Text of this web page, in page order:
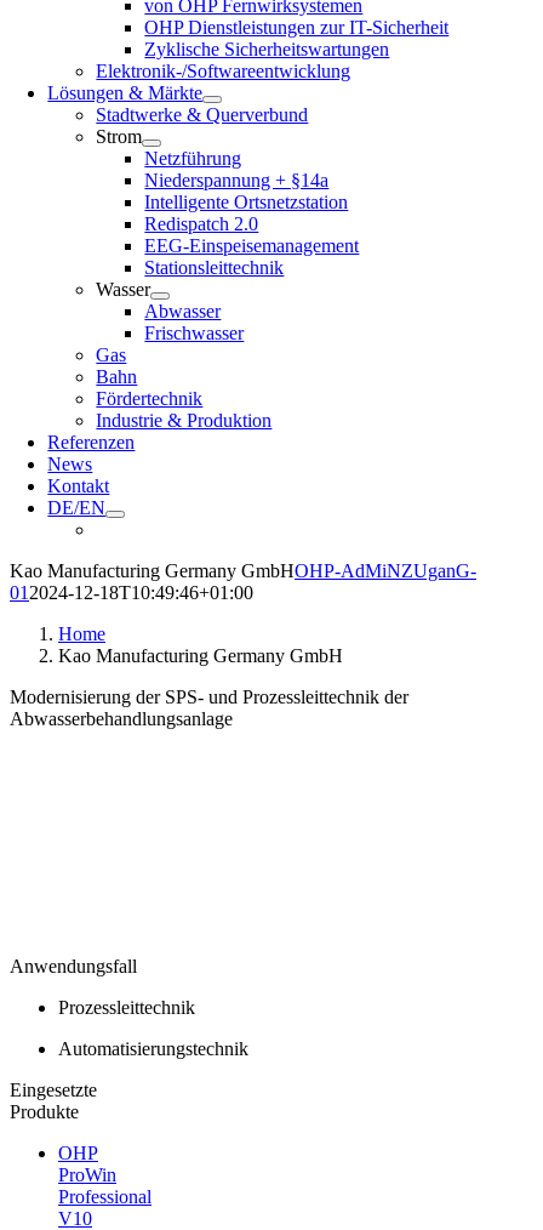
von OHP Fernwirksystemen
OHP Dienstleistungen zur IT-Sicherheit
Zyklische Sicherheitswartungen
Elektronik-/Softwareentwicklung
Lösungen & Märkte
Stadtwerke & Querverbund
Strom
Netzführung
Niederspannung + §14a
Intelligente Ortsnetzstation
Redispatch 2.0
EEG-Einspeisemanagement
Stationsleittechnik
Wasser
Abwasser
Frischwasser
Gas
Bahn
Fördertechnik
Industrie & Produktion
Referenzen
News
Kontakt
DE/EN
Kao Manufacturing Germany GmbHOHP-AdMiNZUganG-
01 2024-12-18T10:49:46+01:00
Home
Kao Manufacturing Germany GmbH
Modernisierung der SPS- und Prozessleittechnik der
Abwasserbehandlungsanlage
Anwendungsfall
Prozessleittechnik
Automatisierungstechnik
Eingesetzte
Produkte
OHP
ProWin
Professional
V10